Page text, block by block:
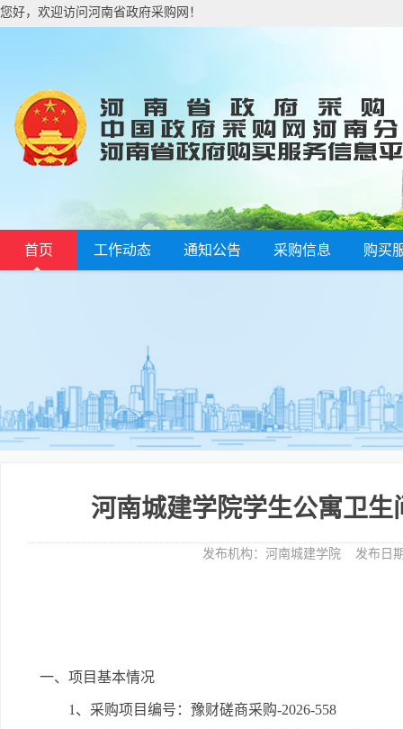
您好，欢迎访问河南省政府采购网！
首页 工作动态 通知公告 采购信息 购买
河南城建学院学生公寓卫
发布机构： 河南城建学院 发布日
一、项目基本情况
1、采购项目编号：豫财磋商采购-2026-558